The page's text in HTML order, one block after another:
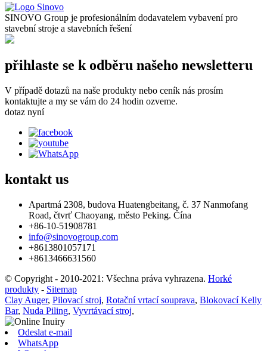
SINOVO Group je profesionálním dodavatelem vybavení pro
stavební stroje a stavebních řešení
přihlaste se k odběru našeho newsletteru
V případě dotazů na naše produkty nebo ceník nás prosím
kontaktujte a my se vám do 24 hodin ozveme.
dotaz nyní
kontakt us
Apartmá 2308, budova Huatengbeitang, č. 37 Nanmofang
Road, čtvrť Chaoyang, město Peking. Čína
+86-10-51908781
info@sinovogroup.com
+8613801057171
+8613466631560
© Copyright - 2010-2021: Všechna práva vyhrazena. Horké
produkty - Sitemap
Clay Auger, Pilovací stroj, Rotační vrtací souprava, Blokovací Kelly
Bar, Nuda Piling, Vyvrtávací stroj,
Odeslat e-mail
WhatsApp